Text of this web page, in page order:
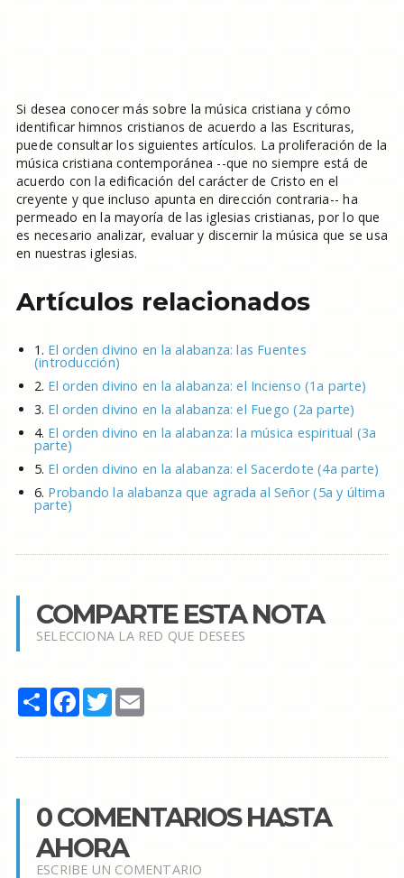
Si desea conocer más sobre la música cristiana y cómo
identificar himnos cristianos de acuerdo a las Escrituras,
puede consultar los siguientes artículos. La proliferación de la
música cristiana contemporánea --que no siempre está de
acuerdo con la edificación del carácter de Cristo en el
creyente y que incluso apunta en dirección contraria-- ha
permeado en la mayoría de las iglesias cristianas, por lo que
es necesario analizar, evaluar y discernir la música que se usa
en nuestras iglesias.
Artículos relacionados
1. El orden divino en la alabanza: las Fuentes
(introducción)
2. El orden divino en la alabanza: el Incienso (1a parte)
3. El orden divino en la alabanza: el Fuego (2a parte)
4. El orden divino en la alabanza: la música espiritual (3a
parte)
5. El orden divino en la alabanza: el Sacerdote (4a parte)
6. Probando la alabanza que agrada al Señor (5a y última
parte)
COMPARTE ESTA NOTA
SELECCIONA LA RED QUE DESEES
Share Facebook
TwitterEmail
0 COMENTARIOS HASTA
AHORA
ESCRIBE UN COMENTARIO